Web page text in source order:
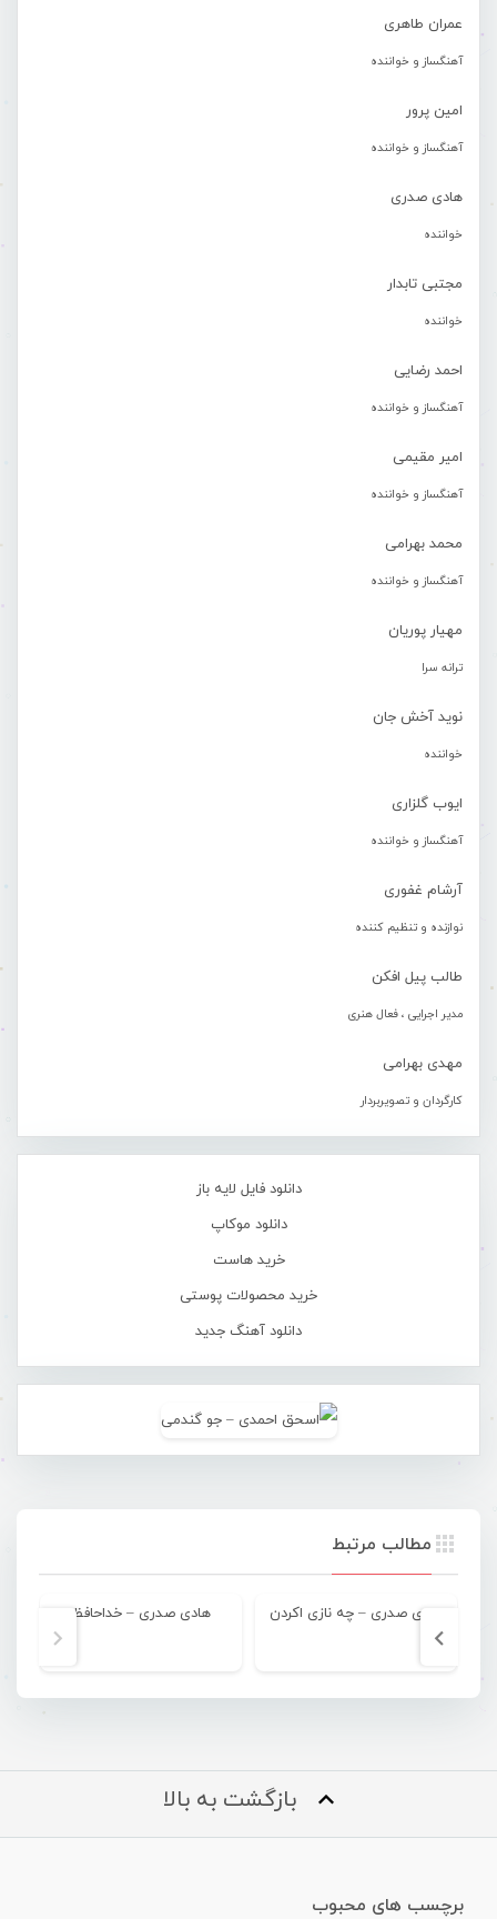
عمران طاهری
آهنگساز و خواننده
امین پرور
آهنگساز و خواننده
هادی صدری
خواننده
مجتبی تابدار
خواننده
احمد رضایی
آهنگساز و خواننده
امیر مقیمی
آهنگساز و خواننده
محمد بهرامی
آهنگساز و خواننده
مهیار پوریان
ترانه سرا
نوید آخش جان
خواننده
ایوب گلزاری
آهنگساز و خواننده
آرشام غفوری
نوازنده و تنظیم کننده
طالب پیل افکن
مدیر اجرایی ، فعال هنری
مهدی بهرامی
کارگردان و تصویربردار
دانلود فایل لایه باز
دانلود موکاپ
خرید هاست
خرید محصولات پوستی
دانلود آهنگ جدید
مطالب مرتبط
هادی صدری – چه نازی اکردن هادی صدری – خداحافظ
بازگشت به بالا
برچسب های محبوب